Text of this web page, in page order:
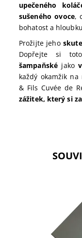
upečeného
sušeného ovoce,
bohatost a
Prožijte jeho
Dopřejte si
šampaňskéjako
každý okamžik
& Fils Cuvée de
zážitek, který si
Dárková
skleničkami.
víno. Perfektní